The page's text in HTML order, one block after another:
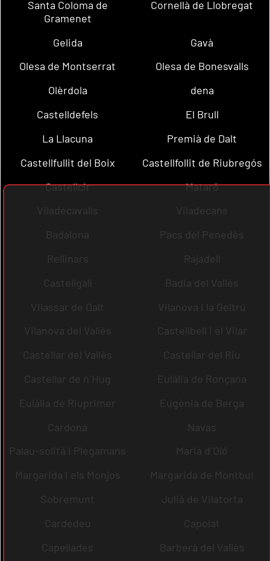
Santa Coloma de
Gramenet
Cornellà de Llobregat
Gelida
Gavà
Olesa de Montserrat
Olesa de Bonesvalls
Olèrdola
dena
Castelldefels
El Brull
La Llacuna
Premià de Dalt
Castellfullit del Boix
Castellfollit de Riubregós
Castellcir
Mataró
Viladecavalls
Viladecans
Badalona
Pacs del Penedès
Rellinars
Rajadell
Castellgalí
Badia del Vallès
Vilassar de Dalt
Vilanova i la Geltrú
Vilanova del Vallès
Castellbell i el Vilar
Castellar del Vallès
Castellar del Riu
Castellar de n´Hug
Eulàlia de Ronçana
Eulàlia de Riuprimer
Eugènia de Berga
Cardona
Navas
Palau-solità i Plegamans
Maria d´Oló
Margarida i els Monjos
Margarida de Montbui
Sobremunt
Julià de Vilatorta
Cardedeu
Capolat
Capellades
Barberà del Vallès